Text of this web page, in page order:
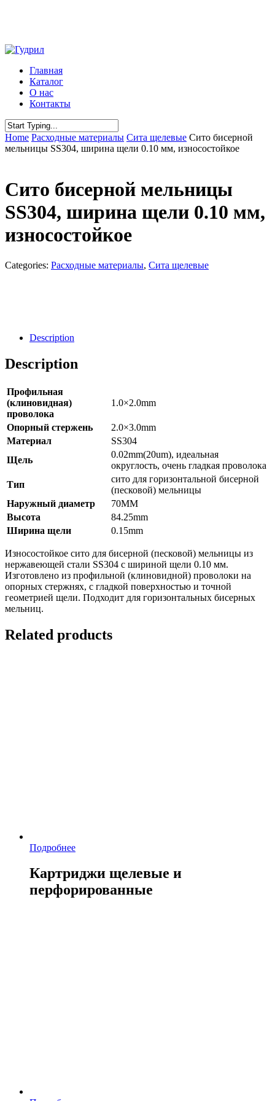
content
Menu
Главная
Каталог
О нас
Контакты
Close
Search
Home Расходные материалы Сита щелевые Сито бисерной
мельницы SS304, ширина щели 0.10 мм, износостойкое
Сито бисерной мельницы
SS304, ширина щели 0.10 мм,
износостойкое
Categories: Расходные материалы, Сита щелевые
Description
Description
Профильная
(клиновидная)
проволока
1.0×2.0mm
Опорный стержень
2.0×3.0mm
Материал
SS304
Щель
0.02mm(20um), идеальная
округлость, очень гладкая проволока
Тип
сито для горизонтальной бисерной
(песковой) мельницы
Наружный диаметр
70MM
Высота
84.25mm
Ширина щели
0.15mm
Износостойкое сито для бисерной (песковой) мельницы из
нержавеющей стали SS304 с шириной щели 0.10 мм.
Изготовлено из профильной (клиновидной) проволоки на
опорных стержнях, с гладкой поверхностью и точной
геометрией щели. Подходит для горизонтальных бисерных
мельниц.
Related products
Подробнее
Картриджи щелевые и
перфорированные